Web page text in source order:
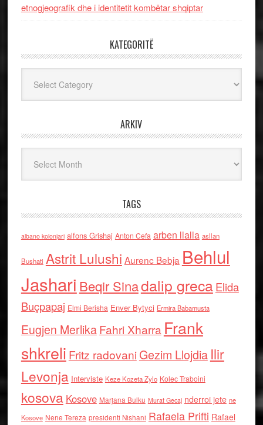
etnogjeografik dhe i identitetit kombëtar shqiptar
KATEGORITË
ARKIV
TAGS
albano kolonjari alfons Grishaj Anton Cefa arben llalla asllan
Bushati Astrit Lulushi Aurenc Bebja Behlul
Jashari Beqir Sinadalip grecaElida
Buçpapaj Elmi Berisha Enver Bytyci Ermira Babamusta
Eugjen MerlikaFahri Xharra Frank
shkreli Fritz radovaniGezim Llojdia Ilir
Levonja Interviste Keze Kozeta Zylo Kolec Traboini
kosova Kosove Marjana Bulku Murat Gecaj nderroi jete ne
Kosove Nene Tereza presidenti Nishani Rafaela Prifti Rafael